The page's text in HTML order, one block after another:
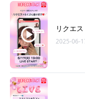
リクエ
2025-06-